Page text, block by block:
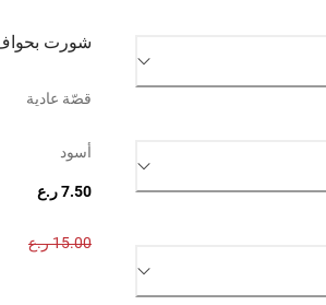
شورت
قصّة عادية
أسود
7.50 ر.ع
15.00 ر.ع